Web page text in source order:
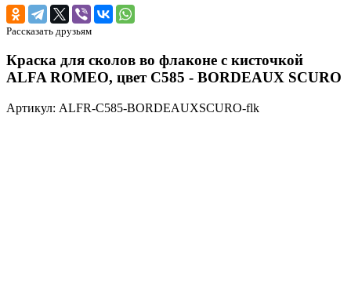
Рассказать друзьям
Краска для сколов во флаконе с кисточкой
ALFA ROMEO, цвет C585 - BORDEAUX SCURO
Артикул: ALFR-C585-BORDEAUXSCURO-flk